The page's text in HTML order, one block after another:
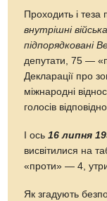
Проходить і
внутрішні
підпорядковані
депутати, 75 —
Декларації про
міжнародні
голосів
І ось 16 липня
висвітилися на
«проти» — 4,
Як згадують